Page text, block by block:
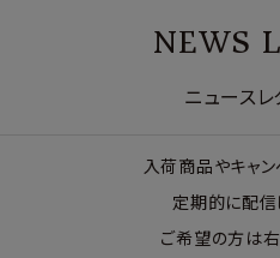
NEWS
ニュース
入荷商品やキャ
定期的に配信
ご希望の方は